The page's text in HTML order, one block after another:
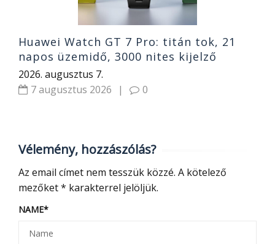
Huawei Watch GT 7 Pro: titán tok, 21
napos üzemidő, 3000 nites kijelző
2026. augusztus 7.
7 augusztus 2026
| 0
Vélemény, hozzászólás?
Az email címet nem tesszük közzé. A kötelező
mezőket* karakterrel jelöljük.
NAME*